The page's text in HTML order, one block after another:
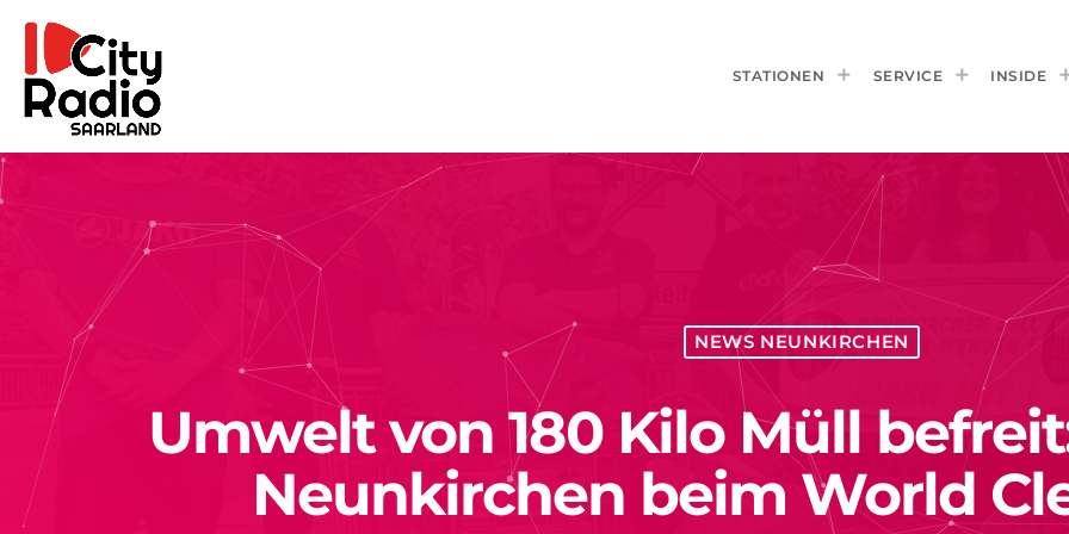
STATIONEN SERVICE INSIDE
NEWS NEUNKIRCHEN
Umwelt von 180 Kilo Müll
Neunkirchen beim World